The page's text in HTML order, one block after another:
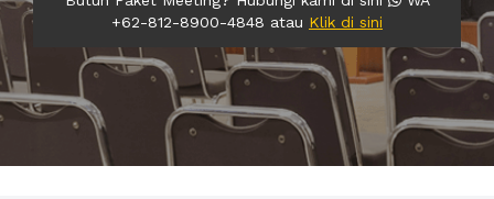
+62-812-8900-4848 atau Klik di sini